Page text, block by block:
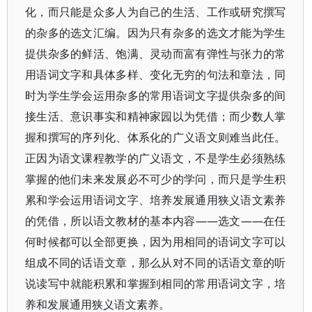
化，而只能是众多人为自己的生活、工作或研究撰写
的杂多的选文汇编。因为只有杂多的选文才能为学生
提供杂多的鲜活、饱满、灵动而富有弹性与张力的常
用语词文字和具体多样、变化无穷的句法和章法，同
时为学生学会运用杂多的常用语词文字提供杂多的间
接生活、意识事实和精神家园以为凭借；而少数人掌
握和撰写的序列化、体系化的广义语文则难当此任。
正因为语文课程教学的广义语文，不是学生必须熟练
掌握的他们未来发展必不可少的学问，而只是学生积
累和学会运用语词文字、培养发展通用狭义语文素养
的凭借，所以语文教材的基本内容——选文——在任
何时候都可以全部更换，因为用相同的语词文字可以
组成不同的话语文章，那么从对不同的话语文章的听
说读写中就能积累和掌握到相同的常用语词文字，培
养和发展通用狭义语文素养。